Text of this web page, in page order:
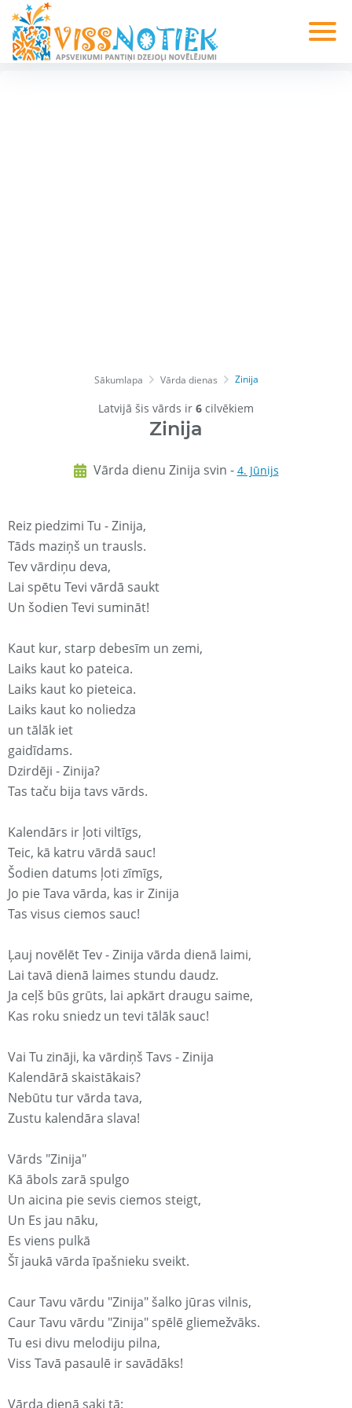
Sākumlapa Vārda dienas Zinija
Latvijā šis vārds ir 6 cilvēkiem
Zinija
Vārda dienu Zinija svin - 4. Jūnijs
Reiz piedzimi Tu - Zinija,
Tāds maziņš un trausls.
Tev vārdiņu deva,
Lai spētu Tevi vārdā saukt
Un šodien Tevi sumināt!
Kaut kur, starp debesīm un zemi,
Laiks kaut ko pateica.
Laiks kaut ko pieteica.
Laiks kaut ko noliedza
un tālāk iet
gaidīdams.
Dzirdēji - Zinija?
Tas taču bija tavs vārds.
Kalendārs ir ļoti viltīgs,
Teic, kā katru vārdā sauc!
Šodien datums ļoti zīmīgs,
Jo pie Tava vārda, kas ir Zinija
Tas visus ciemos sauc!
Ļauj novēlēt Tev - Zinija vārda dienā laimi,
Lai tavā dienā laimes stundu daudz.
Ja ceļš būs grūts, lai apkārt draugu saime,
Kas roku sniedz un tevi tālāk sauc!
Vai Tu zināji, ka vārdiņš Tavs - Zinija
Kalendārā skaistākais?
Nebūtu tur vārda tava,
Zustu kalendāra slava!
Vārds "Zinija"
Kā ābols zarā spulgo
Un aicina pie sevis ciemos steigt,
Un Es jau nāku,
Es viens pulkā
Šī jaukā vārda īpašnieku sveikt.
Caur Tavu vārdu "Zinija" šalko jūras vilnis,
Caur Tavu vārdu "Zinija" spēlē gliemežvāks.
Tu esi divu melodiju pilna,
Viss Tavā pasaulē ir savādāks!
Vārda dienā saki tā: